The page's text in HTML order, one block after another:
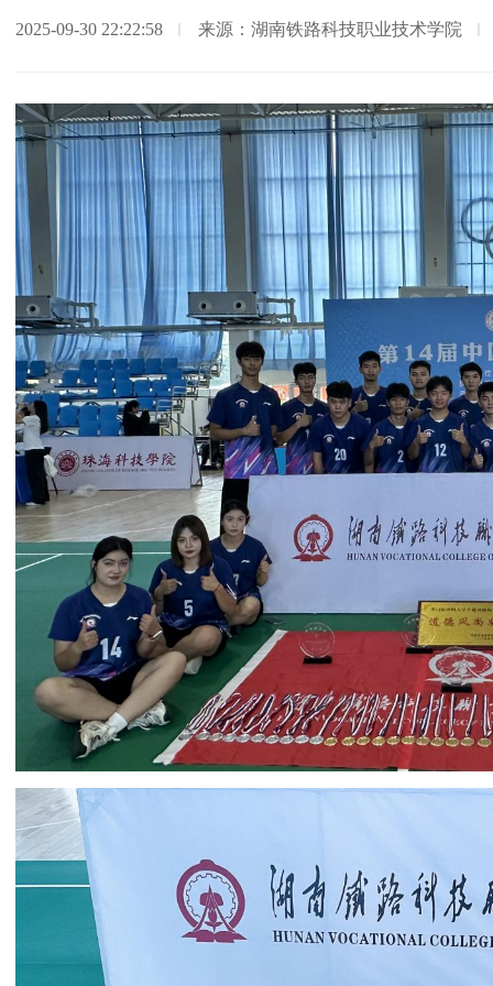
2025-09-30 22:22:58 来源：湖南铁路科技职业技术学院